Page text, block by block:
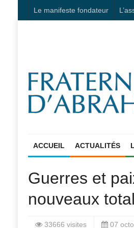
Le manifeste fondateur
ACCUEIL ACTUALITÉS
Guerres et
nouveaux
33666 visites 07